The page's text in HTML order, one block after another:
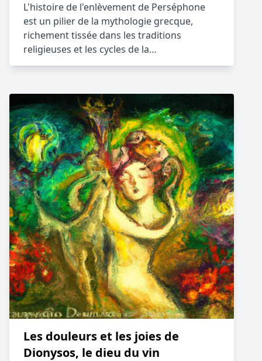
L'histoire de l'enlèvement de Perséphone
est un pilier de la mythologie grecque,
richement tissée dans les traditions
religieuses et les cycles de la…
Les douleurs et les joies de
Dionysos, le dieu du vin